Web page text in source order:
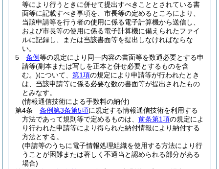
等により行うときに併せて提出すべきこととされている書
面等に記載すべき事項を、市長等の定めるところにより、
当該申請等を行う者の使用に係る電子計算機から送信し、
および市長等の使用に係る電子計算機に備えられたファイ
ルに記録し、または当該書面等を提出しなければならな
い。
5
条例等の規定により同一内容の書面等を数通必要とする申
請等(副本または写しを正本と併せ必要とするものを含
む。)について、 第1項の規定により申請等が行われたとき
は、当該申請等に係る必要な数の書面等が提出されたもの
とみなす。
(情報通信技術による手数料の納付)
第4条
条例第3条第5項に規定する情報通信技術を利用する
方法であって規則等で定めるものは、 前条第1項の規定によ
り行われた申請等により得られた納付情報により納付する
方法とする。
(申請等のうちに電子情報処理組織を使用する方法により行
うことが困難または著しく不適当と認められる部分がある
場合)